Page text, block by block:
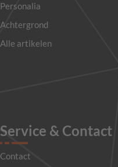
Personalia
Achtergrond
Alle artikelen
Service & Contact
Contact